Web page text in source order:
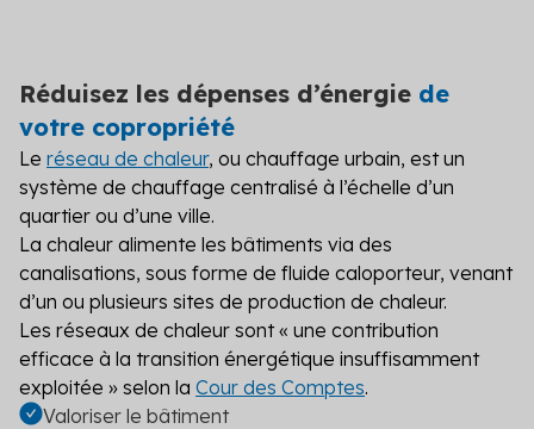
Réduisez les dépenses d’énergie de
votre copropriété
Le réseau de chaleur, ou chauffage urbain, est un
système de chauffage centralisé à l’échelle d’un
quartier ou d’une ville.
La chaleur alimente les bâtiments via des
canalisations, sous forme de fluide caloporteur, venant
d’un ou plusieurs sites de production de chaleur.
Les réseaux de chaleur sont « une contribution
efficace à la transition énergétique insuffisamment
exploitée » selon la Cour des Comptes.
Valoriser le bâtiment